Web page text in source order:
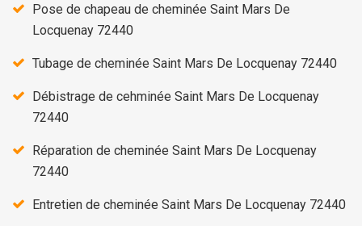
Pose de chapeau de cheminée Saint Mars De
Locquenay 72440
Tubage de cheminée Saint Mars De Locquenay 72440
Débistrage de cehminée Saint Mars De Locquenay
72440
Réparation de cheminée Saint Mars De Locquenay
72440
Entretien de cheminée Saint Mars De Locquenay 72440